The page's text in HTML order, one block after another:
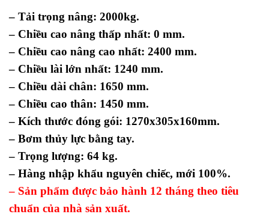
– Tải trọng nâng: 2000kg.
– Chiều cao nâng thấp nhất: 0 mm.
– Chiều cao nâng cao nhất: 2400 mm.
– Chiều lài lớn nhất: 1240 mm.
– Chiều dài chân: 1650 mm.
– Chiều cao thân: 1450 mm.
– Kích thước đóng gói: 1270x305x160mm.
– Bơm thủy lực bằng tay.
– Trọng lượng: 64 kg.
– Hàng nhập khẩu nguyên chiếc, mới 100%.
– Sản phẩm được bảo hành 12 tháng theo tiêu
chuẩn của nhà sản xuất.